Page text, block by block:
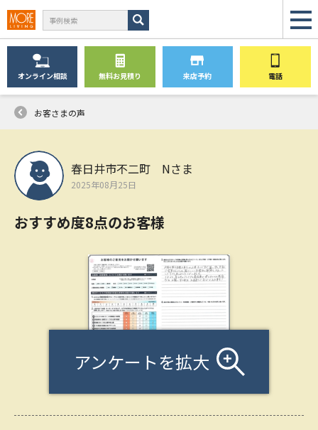
オンライン相談 無料お見積り 来店予約 電話
お客さまの声
春日井市不二町 Nさま
2025年08月25日
おすすめ度8点のお客様
アンケートを拡大